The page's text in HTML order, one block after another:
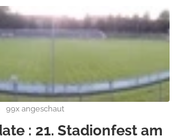
99x angeschaut
: 21. Stadionfest am